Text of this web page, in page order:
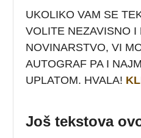
UKOLIKO VAM SE
VOLITE NEZAVISNO I
NOVINARSTVO, VI
AUTOGRAF PA I
UPLATOM. HVALA!
Još tekstova